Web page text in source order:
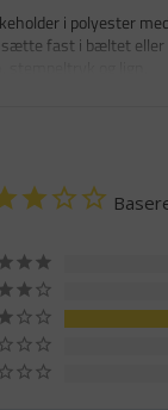
i polyester
fast i bæltet